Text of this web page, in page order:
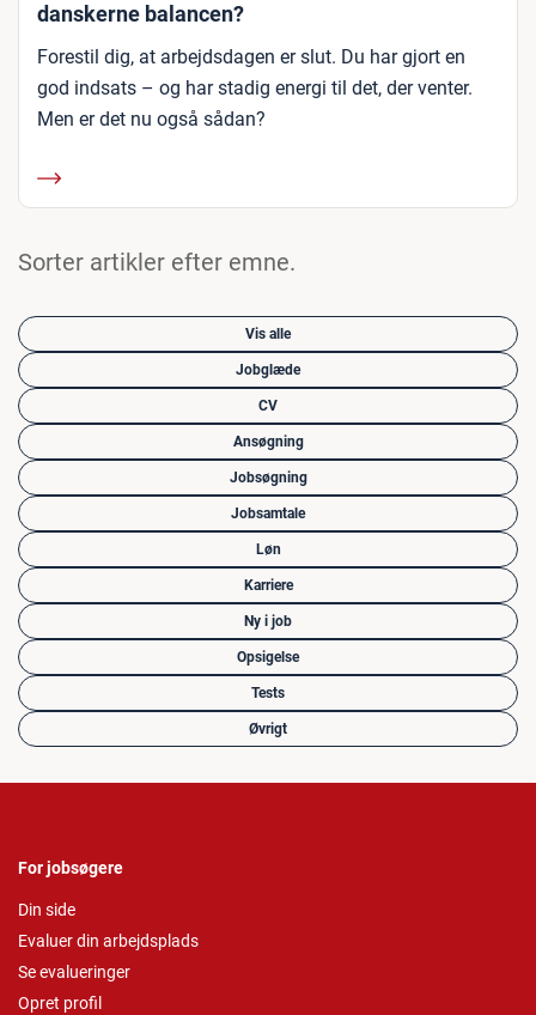
danskerne balancen?
Forestil dig, at arbejdsdagen er slut. Du har gjort en
god indsats – og har stadig energi til det, der venter.
Men er det nu også sådan?
Sorter artikler efter emne.
Vis alle
Jobglæde
CV
Ansøgning
Jobsøgning
Jobsamtale
Løn
Karriere
Ny i job
Opsigelse
Tests
Øvrigt
For jobsøgere
Din side
Evaluer din arbejdsplads
Se evalueringer
Opret profil